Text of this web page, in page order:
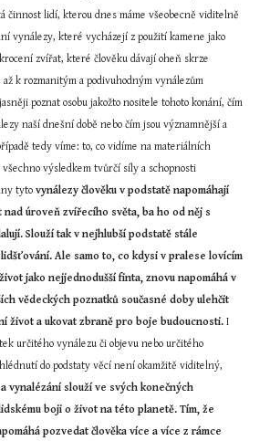
činnost lidí, kterou dnes máme všeobecně viditelně
vynálezy, které vycházejí z použití kamene jako
zvířat, které člověku dávají oheň skrze
až k rozmanitým a podivuhodným vynálezům
poznat osobu jakožto nositele tohoto konání, čím
naší dnešní době nebo čím jsou významnější a
tedy víme: to, co vidíme na materiálních
výsledkem tvůrčí síly a schopnosti
tyto vynálezy člověku v podstatě napomáhají
nad úroveň zvířecího světa, ba ho od něj s
Slouží tak v nejhlubší podstatě stále
Ale samo to, co kdysi v pralese lovícím
jako nejjednodušší finta, znovu napomáhá v
vědeckých poznatků současné doby ulehčit
život a ukovat zbraně pro boje budoucnosti. I
určitého vynálezu či objevu nebo určitého
vynalézání slouží ve svých konečných
boji o život na této planetě. Tím, že
pozvedat člověka více a více z rámce